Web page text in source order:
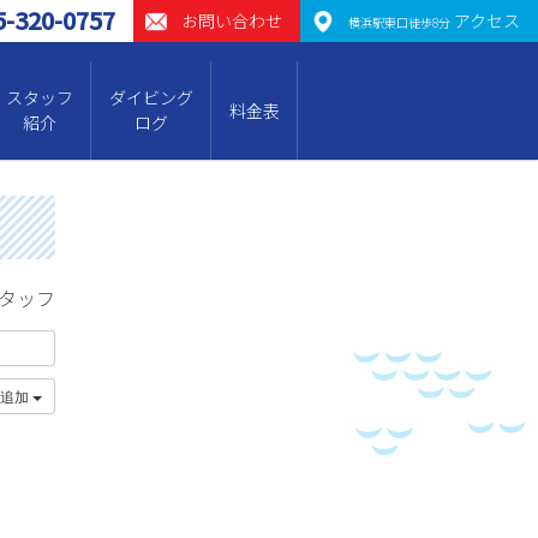
横浜駅東口徒歩8分 アクセス
お問い合わせ
320-0757
スタッフ
紹介
ダイビング
ログ
料金表
ッフ
加